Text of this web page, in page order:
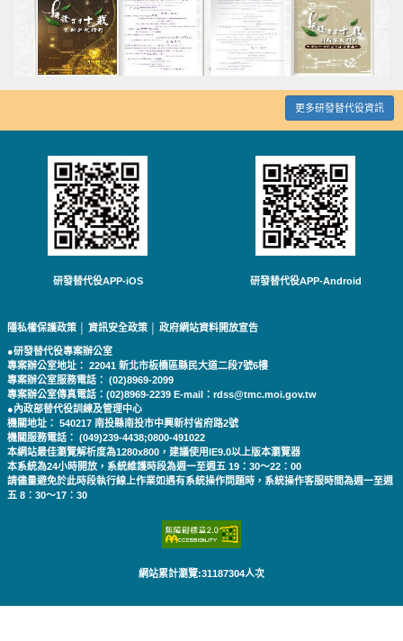
更多研發替代役資訊
研發替代役APP-iOS 研發替代役APP-Android
隱私權保護政策 資訊安全政策 政府網站資料開放宣告
●研發替代役專案辦公室
專案辦公室地址： 22041 新北市板橋區縣民大道二段7號6樓
專案辦公室服務電話： (02)8969-2099
專案辦公室傳真電話：(02)8969-2239 E-mail：rdss@tmc.moi.gov.tw
●內政部替代役訓練及管理中心
機關地址： 540217 南投縣南投市中興新村省府路2號
機關服務電話： (049)239-4438;0800-491022
本網站最佳瀏覽解析度為1280x800，建議使用IE9.0以上版本瀏覽器
本系統為24小時開放，系統維護時段為週一至週五 19：30～22：00
請儘量避免於此時段執行線上作業如遇有系統操作問題時，系統操作客服時間為週一至週
五 8：30～17：30
網站累計瀏覽:31187304人次